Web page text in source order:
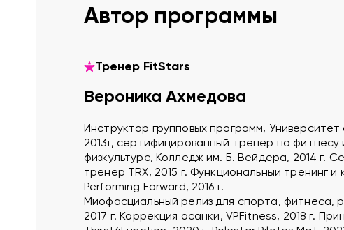
Автор программы
Тренер FitStars
Вероника Ахмедова
Инструктор групповых программ,
2013г, сертифицированный тренер по фитнесу
физкультуре, Колледж им. Б. Вейдера, 2014 г.
тренер TRX, 2015 г. Функциональный тренинг и
Performing Forward, 2016 г.
Миофасциальный релиз для спорта, фитнеса,
2017 г. Коррекция осанки, VPFitness, 2018 г.